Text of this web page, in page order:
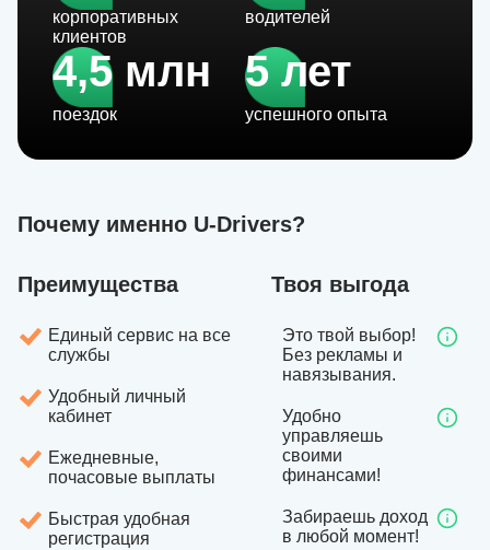
корпоративных
клиентов
водителей
4,5 млн
поездок
5 лет
успешного опыта
Почему именно U-Drivers?
Преимущества
Единый сервис на все
службы
Удобный личный
кабинет
Ежедневные,
почасовые выплаты
Быстрая удобная
регистрация
Твоя выгода
Это твой выбор!
Без рекламы и
навязывания.
Удобно
управляешь
своими
финансами!
Забираешь доход
в любой момент!